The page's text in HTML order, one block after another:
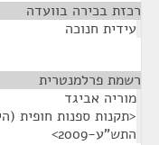
רכזת בכירה בוועדה
עידית חנוכה
רשמת פרלמנטרית
מוריה אביגד
<תקנות ספנות חופית
התש"ע-2009>